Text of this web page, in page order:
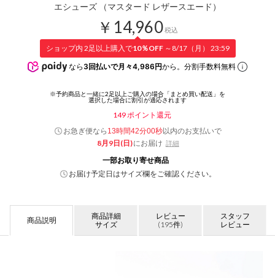
エシューズ （マスタード レザースエード）
￥14,960税込
ショップ内 2足以上購入で10％OFF～8/17（月） 23:59
なら 3回払いで月々4,986円から。分割手数料無料
149ポイント還元
お急ぎ便なら 13時間41分59秒以内のお支払いで
8月9日(日)にお届け 詳細
一部お取り寄せ商品
お届け予定日はサイズ欄をご確認ください。
商品説明
商品詳細
サイズ
レビュー
(195件)
スタッフ
レビュー